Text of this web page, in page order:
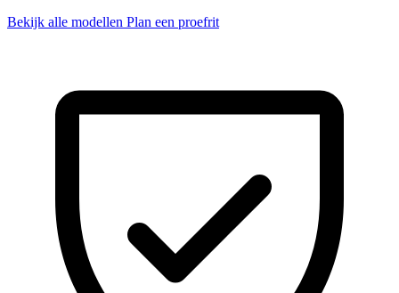
Bekijk alle modellen Plan een proefrit